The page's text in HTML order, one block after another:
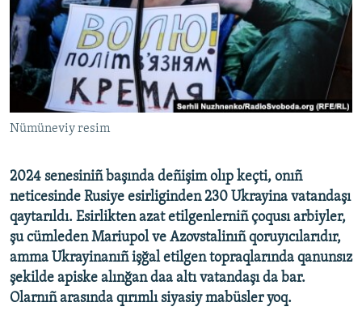
Русский
Українською
QOŞULIÑIZ!
RFE/RS bütün saytları
Nümüneviy resim
2024 senesiniñ başında deñişim olıp keçti, onıñ
neticesinde Rusiye esirliginden 230 Ukrayina vatandaşı
qaytarıldı. Esirlikten azat etilgenlerniñ çoqusı arbiyler,
şu cümleden Mariupol ve Azovstalinıñ qoruyıcılarıdır,
amma Ukrayinanıñ işğal etilgen topraqlarında qanunsız
şekilde apiske alınğan daa altı vatandaşı da bar.
Olarnıñ arasında qırımlı siyasiy mabüsler yoq.